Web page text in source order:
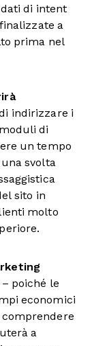
di intent
a
prima nel
indirizzare i
di
un tempo
svolta
sito in
molto
– poiché le
economici
comprendere
a